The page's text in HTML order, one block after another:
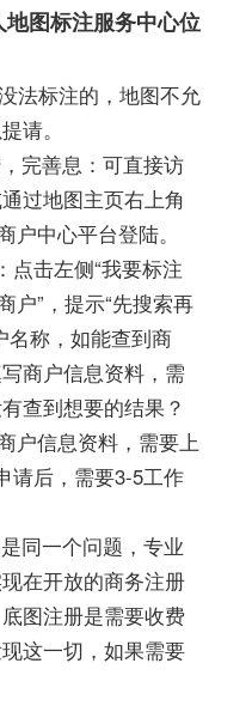
图标注服务中心位
法标注的，地图不允
请。
完善息：可直接访
过地图主页右上角
户中心平台登陆。
点击左侧“我要标注
户”，提示“先搜索再
名称，如能查到商
商户信息资料，需
查到想要的结果？
户信息资料，需要上
请后，需要3-5工作
同一个问题，专业
在开放的商务注册
图注册是需要收费
这一切，如果需要